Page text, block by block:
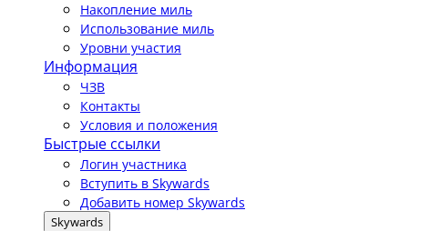
Накопление миль
Использование миль
Уровни участия
Информация
ЧЗВ
Контакты
Условия и положения
Быстрые ссылки
Логин участника
Вступить в Skywards
Добавить номер Skywards
Skywards